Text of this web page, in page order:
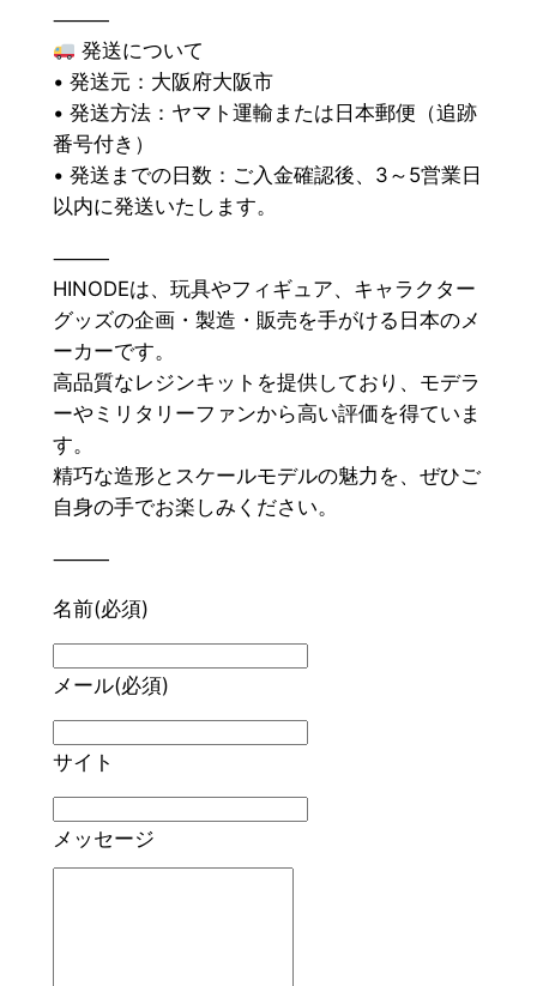
⸻
発送について
• 発送元：大阪府大阪市
• 発送方法：ヤマト運輸または日本郵便（追跡
番号付き）
• 発送までの日数：ご入金確認後、3～5営業日
以内に発送いたします。
⸻
HINODEは、玩具やフィギュア、キャラクター
グッズの企画・製造・販売を手がける日本のメ
ーカーです。
高品質なレジンキットを提供しており、モデラ
ーやミリタリーファンから高い評価を得ていま
す。
精巧な造形とスケールモデルの魅力を、ぜひご
自身の手でお楽しみください。
⸻
名前(必須)
メール(必須)
サイト
メッセージ